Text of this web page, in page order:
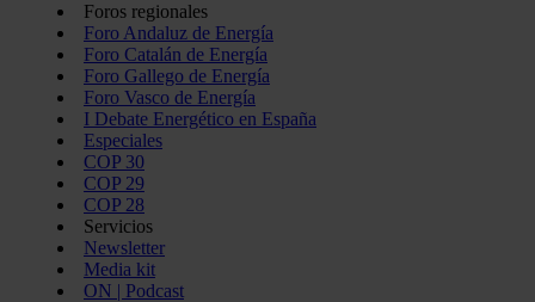
Foros regionales
Foro Andaluz de Energía
Foro Catalán de Energía
Foro Gallego de Energía
Foro Vasco de Energía
I Debate Energético en España
Especiales
COP 30
COP 29
COP 28
Servicios
Newsletter
Media kit
ON | Podcast